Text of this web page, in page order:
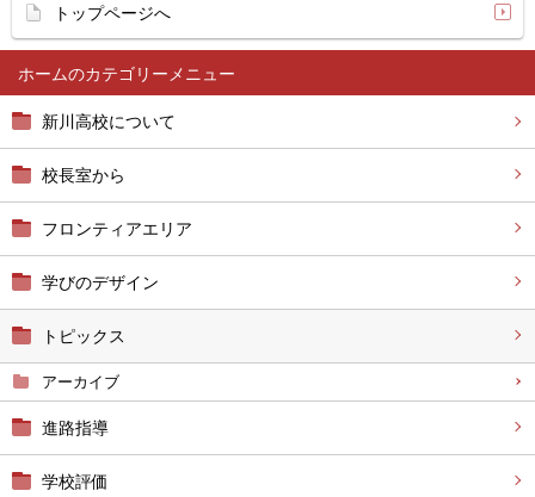
ホーム
新川高校について
校長室から
フロンティアエリア
学びのデザイン
トピックス
アーカイブ
進路指導
学校評価
トップページへ